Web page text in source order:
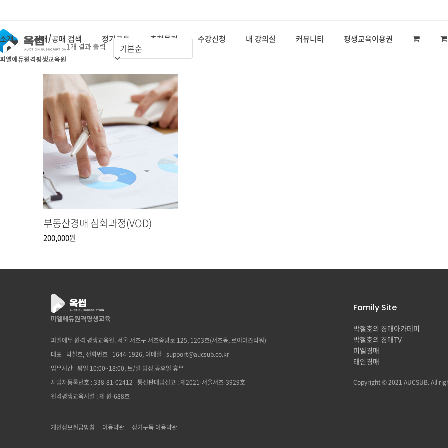
content
소개 경매/공매 검색 정기구독 추천물건 수강신청 내 강의실 커뮤니티 평생교육이용권
1개 결과 출력
부동산경매 심화과정(VOD)
200,000원
피엘에듀 원격 평생교육원. 서울 서초구 서초중앙로 125, 1203호(서초동, 로이어즈타워)
대표 | 박철호, 전화번호 | 1644-1926, 이메일 | support@aucsub.co.kr
업무시간 | 평일 10:00~18:00, 토/일 법정 공휴일 휴무
사업자등록번호 : 338-81-02412 | 통신판매업신고 : 제2021-서울서초-3929호
원격평생교육시설 : 제 원-688호
개인정보취급방침 이용약관 정기구독 이용약관
Family Site
박철호의 경매아카데미
박철호의 경매TV
피엘경매
태인경매
Copyright © 2021 AUCSUB. All